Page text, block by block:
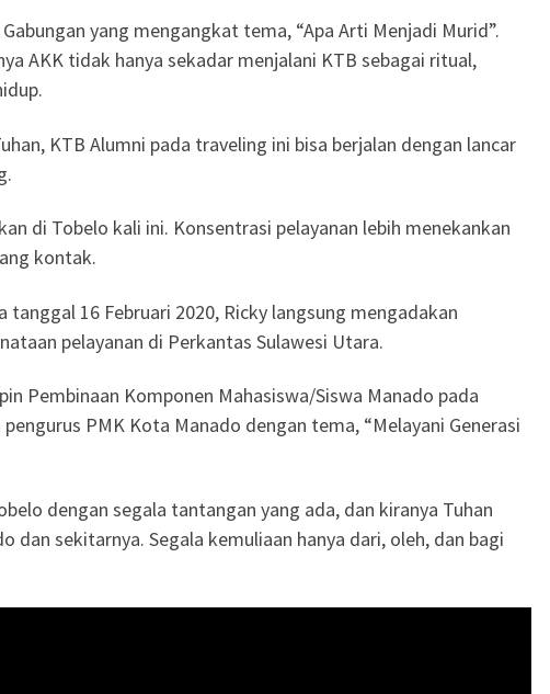
yang mengangkat tema, “Apa Arti Menjadi Murid”.
AKK tidak hanya sekadar menjalani KTB sebagai ritual,
KTB Alumni pada traveling ini bisa berjalan dengan lancar
di Tobelo kali ini. Konsentrasi pelayanan lebih menekankan
kontak.
16 Februari 2020, Ricky langsung mengadakan
pelayanan di Perkantas Sulawesi Utara.
Pembinaan Komponen Mahasiswa/Siswa Manado pada
PMK Kota Manado dengan tema, “Melayani Generasi
dengan segala tantangan yang ada, dan kiranya Tuhan
dan sekitarnya. Segala kemuliaan hanya dari, oleh, dan bagi